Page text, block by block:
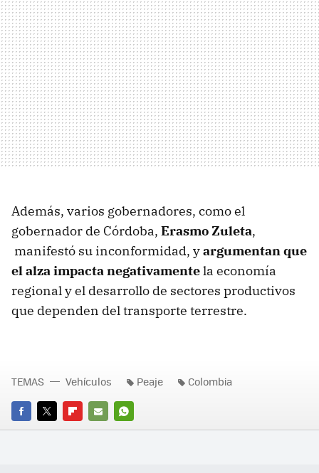
Además, varios gobernadores, como el
gobernador de Córdoba, Erasmo Zuleta,
manifestó su inconformidad, yargumentan que
el alza impacta negativamentela economía
regional y el desarrollo de sectores productivos
que dependen del transporte terrestre.
FACEBOOK
TWITTERFLIPBOARD
E-
WHATSAPP
TEMAS Vehículos Peaje Colombia